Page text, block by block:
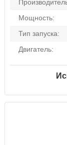
Мощность:
Тип запуска:
Двигатель: